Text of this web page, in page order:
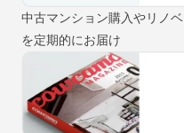
中古マンション購入やリノ
を定期的にお届け